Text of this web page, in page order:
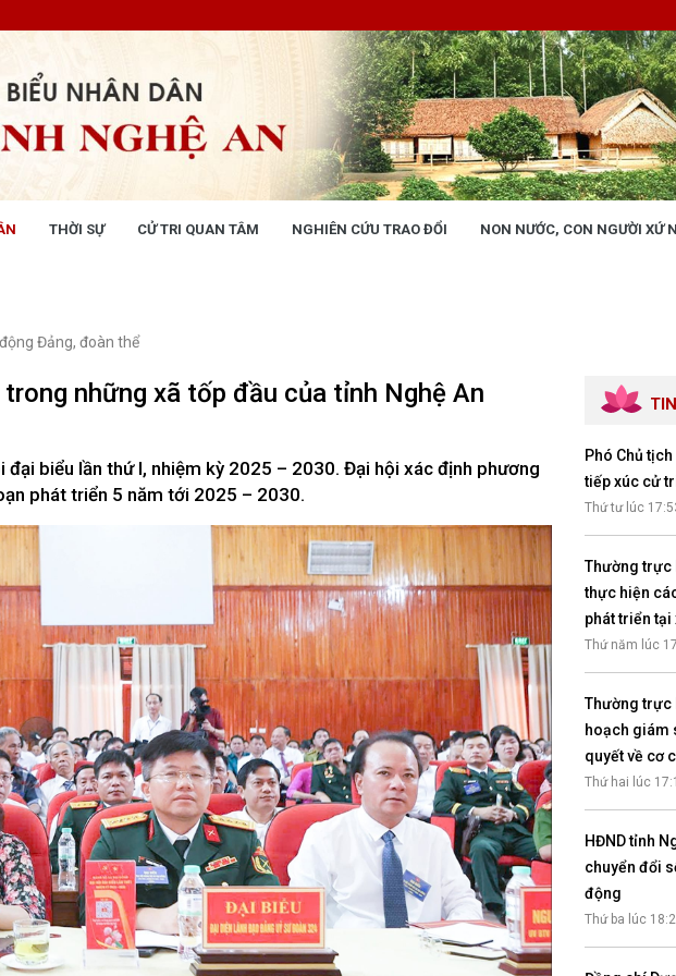
THỜI SỰ CỬ TRI QUAN TÂM NGHIÊN CỨU TRAO ĐỔI NON NƯỚC, CON NGƯỜI XỨ
Đảng, đoàn thể
sát, khảo sát
DỰNG CHÍNH SÁCH,
XÂY DỰNG NÔNG THÔN MỚI
Xây dựng nông thôn mới
NHỊP CẦU
Nhịp cầu
CON NGƯỜI XỨ NGHỆ
xứ Nghệ
con người xứ Nghệ
xứ Nghệ
Tây Nghệ An - tiềm năng và
phát triển
Nghệ
NHÌN RA TỈNH BẠN, XÃ BẠN
Nhìn ra tỉnh bạn, xã bạn
VĂN HỌC -
THƯƠNG HIỆU
thương hiệu
LIÊN KẾT NGOÀI
Youtube ĐBND tỉnh Nghệ An
Fanpage ĐBND tỉnh Nghệ An
Cổng thông tin điện tử tỉnh Nghệ An
Cổng thông tin điện tử Quốc hội
Cơ sở dữ liệu quốc gia về văn bản pháp
Đảng, đoàn thể
những xã tốp đầu của tỉnh Nghệ An
biểu lần thứ I, nhiệm kỳ 2025 – 2030. Đại hội xác định phương
phát triển 5 năm tới 2025 – 2030.
Phó Chủ
tiếp xúc cử
Thứ tư lúc
Thường trực
thực hiện
phát triển tại
Thứ năm lúc
Thường trực
hoạch giám
quyết về cơ
Thứ hai lúc
HĐND tỉnh
chuyển đổi
động
Thứ ba lúc